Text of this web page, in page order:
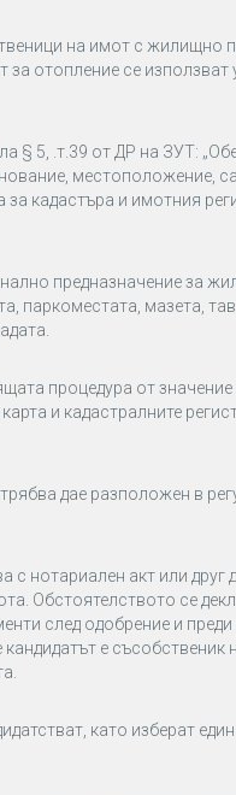
на имот с жилищно
отопление се използват
§ 5, .т.39 от ДР на ЗУТ:
местоположение,
кадастъра и имотния
предназначение за
паркоместата, мазета,
процедура от
и кадастралните
дае разположен в
с нотариален акт или друг
Обстоятелството се
след одобрение и
кандидатът е
като изберат